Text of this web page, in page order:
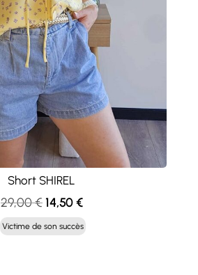
Short SHIREL
29,00€ Le
prix
initial
14,50€Le
prix
actuel
Victime de son succès